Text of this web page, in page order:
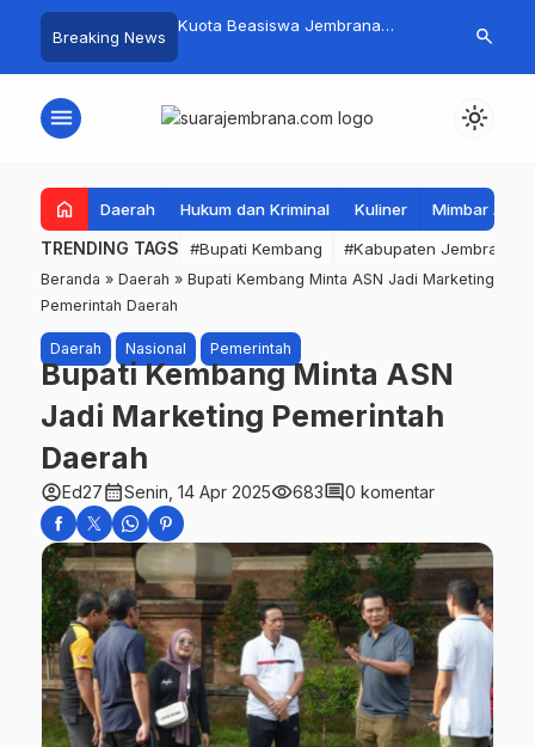
Breaking News
Kembang Beri
Warga Sri
Kuota Beasiswa Jembrana
Siapkan Upaya Penambahan di
Fantastis!
Jembrana
search
menu light_mode
home Daerah Hukum dan Kriminal Kuliner Mimbar
TRENDING TAGS #Bupati Kembang #Kabupaten Jembrana
Beranda » Daerah » Bupati Kembang Minta ASN Jadi Marketing
Pemerintah Daerah
Daerah Nasional Pemerintah
Bupati Kembang Minta ASN
Jadi Marketing Pemerintah
Daerah
account_circleEd27calendar_monthSenin, 14 Apr 2025visibility683comment0 komentar